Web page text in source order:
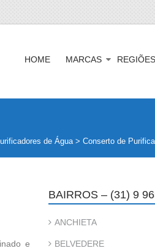
HOME MARCAS
de Água> Conserto de
e
BAIRROS – (31) 9
ANCHIETA
BELVEDERE